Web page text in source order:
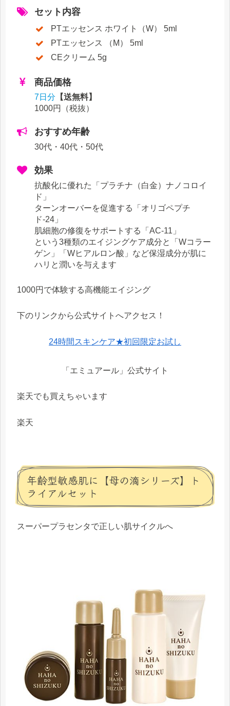
セット内容
PTエッセンス ホワイト（W） 5ml
PTエッセンス （M） 5ml
CEクリーム 5g
商品価格
7日分 【送無料】
1000円
（税抜）
おすすめ年齢
30代・40代・50代
効果
抗酸化に優れた「プラチナ（白金）ナノコロイ
ド」
ターンオーバーを促進する「オリゴペプチ
ド-24」
肌細胞の修復をサポートする「AC-11」
という3種類のエイジングケア成分と「Wコラー
ゲン」「Wヒアルロン酸」など保湿成分が肌に
ハリと潤いを与えます
1000円で体験する高機能エイジング
下のリンクから公式サイトへアクセス！
24時間スキンケア★初回限定お試し
「エミュアール」公式サイト
楽天でも買えちゃいます
楽天
年齢型敏感肌に【母の滴シリーズ】ト
ライアルセット
スーパープラセンタで正しい肌サイクルへ